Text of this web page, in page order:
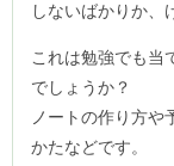
しないばかりか、
これは勉強でも当
でしょうか？
ノートの作り方や
かたなどです。